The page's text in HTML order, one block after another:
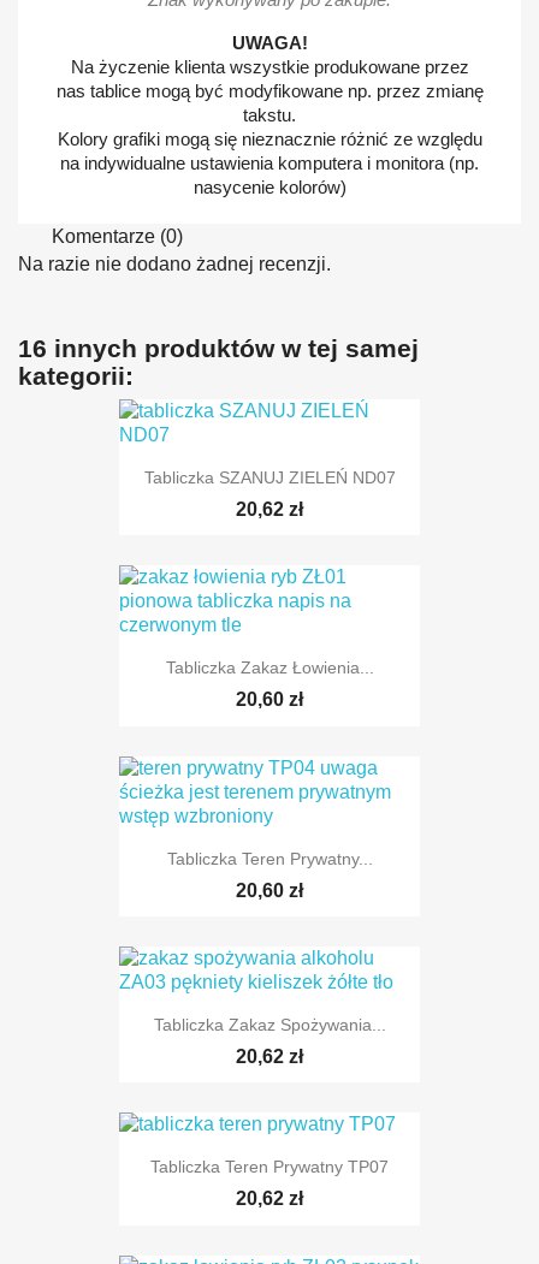
UWAGA!
Na życzenie klienta wszystkie produkowane przez
nas tablice mogą być modyfikowane np. przez zmianę
takstu.
Kolory grafiki mogą się nieznacznie różnić ze względu
na indywidualne ustawienia komputera i monitora (np.
nasycenie kolorów)
Komentarze (0)
Na razie nie dodano żadnej recenzji.
16 innych produktów w tej samej
kategorii:
Tabliczka SZANUJ ZIELEŃ ND07
20,62 zł
Tabliczka Zakaz Łowienia...
20,60 zł
Tabliczka Teren Prywatny...
20,60 zł
Tabliczka Zakaz Spożywania...
20,62 zł
Tabliczka Teren Prywatny TP07
20,62 zł